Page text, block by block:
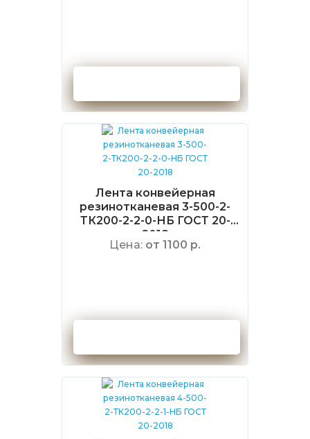
Лента конвейерная
резинотканевая 3-500-2-
ТК200-2-2-0-НБ ГОСТ 20-
2018
Цена: от 1100 р.